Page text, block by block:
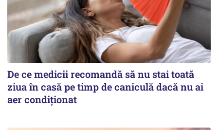
De ce medicii recomandă să nu stai toată
ziua în casă pe timp de caniculă dacă nu ai
aer condiționat